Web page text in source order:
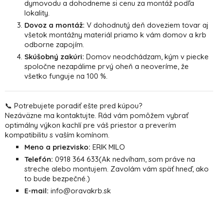
dymovodu a dohodneme si cenu za montáž podľa
lokality.
Dovoz a montáž: V dohodnutý deň doveziem tovar aj
všetok montážny materiál priamo k vám domov a krb
odborne zapojím.
Skúšobný zakúri: Domov neodchádzam, kým v piecke
spoločne nezapálime prvý oheň a neoveríme, že
všetko funguje na 100 %.
📞 Potrebujete poradiť ešte pred kúpou?
Nezáväzne ma kontaktujte. Rád vám pomôžem vybrať
optimálny výkon kachlí pre váš priestor a preverím
kompatibilitu s vaším komínom.
Meno a priezvisko: ERIK MILO
Telefón: 0918 364 633(Ak nedvíham, som práve na
streche alebo montujem. Zavolám vám späť hneď, ako
to bude bezpečné.)
E-mail: info@oravakrb.sk